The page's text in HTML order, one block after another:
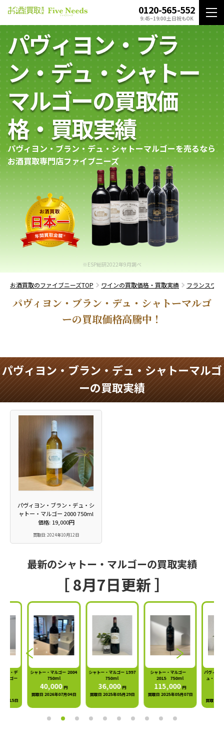
0120-565-552
9:45~19:00 土日祝もOK
パヴィヨン・ブラ
ン・デュ・シャトー
マルゴーの買取価
格・買取実績
パヴィヨン・ブラン・デュ・シャトーマルゴーを売るなら
お酒買取専門店ファイブニーズ
※ESP総研2022年9月調べ
お酒買取のファイブニーズTOP ワインの買取価格・買取実績 フランスワ
パヴィヨン・ブラン・デュ・シャトーマルゴ
ーの買取価格高騰中！
パヴィヨン・ブラン・デュ・シャトーマルゴ
ーの買取実績
パヴィヨン・ブラン・デュ・シ
ャトー・マルゴー 2000 750ml
価格: 19,000円
買取日: 2024年10月12日
最新のシャトー・マルゴーの買取実績
［ 8月7日更新 ］
ン・デ
ルゴー
月15日
シャトー・マルゴー 2004
750ml
40,000 円
買取日 2026年07月04日
シャトー・マルゴー 1997
750ml
36,000 円
買取日 2025年05月29日
シャトー・マルゴー
2015 750ml
115,000 円
買取日 2025年05月07日
パヴィヨン
ュ・シャ
買取日